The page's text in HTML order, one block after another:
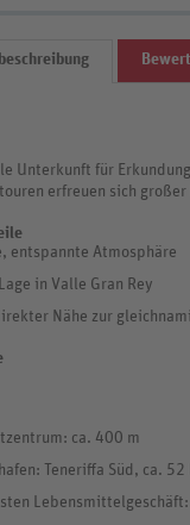
Unterkunft für
erfreuen sich
entspannte Atmosphäre
in Valle Gran Rey
Nähe zur
ca. 400 m
Teneriffa Süd, ca. 52